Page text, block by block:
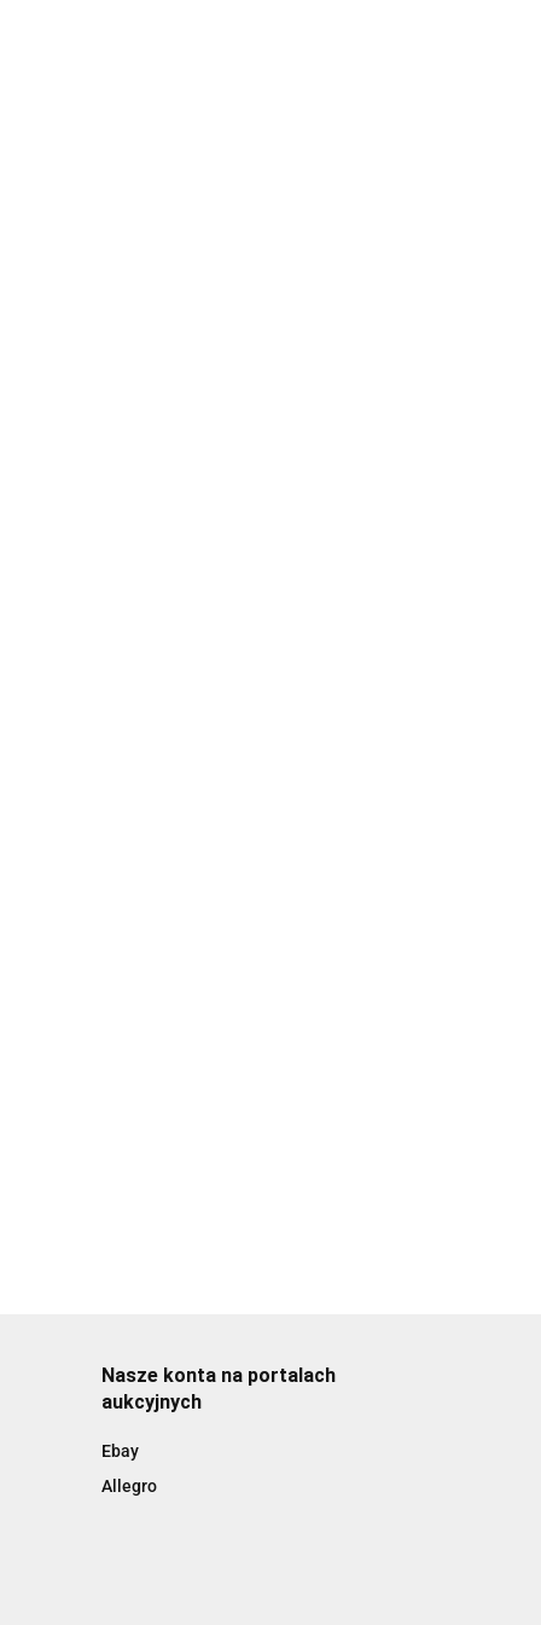
Nasze konta na portalach
aukcyjnych
Ebay
Allegro